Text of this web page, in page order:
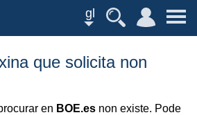
gl
que solicita non
en BOE.es non existe. Pode